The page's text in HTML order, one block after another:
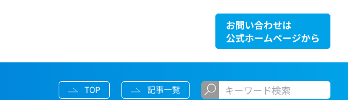
お問い合わせは
公式ホームページから
TOP 記事一覧